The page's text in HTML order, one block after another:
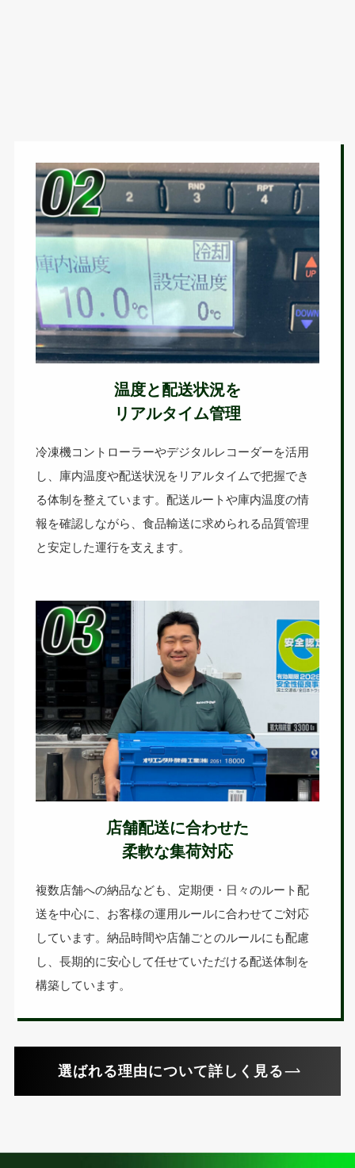
温度と配送状況を
リアルタイム管理
冷凍機コントローラーやデジタルレコーダーを活用
し、庫内温度や配送状況をリアルタイムで把握でき
る体制を整えています。配送ルートや庫内温度の情
報を確認しながら、食品輸送に求められる品質管理
と安定した運行を支えます。
店舗配送に合わせた
柔軟な集荷対応
複数店舗への納品なども、定期便・日々のルート配
送を中心に、お客様の運用ルールに合わせてご対応
しています。納品時間や店舗ごとのルールにも配慮
し、長期的に安心して任せていただける配送体制を
構築しています。
選ばれる理由について詳しく見る